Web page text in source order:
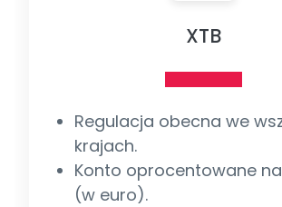
XTB
Regulacja obecna we
krajach.
Konto oprocentowane na
(w euro).